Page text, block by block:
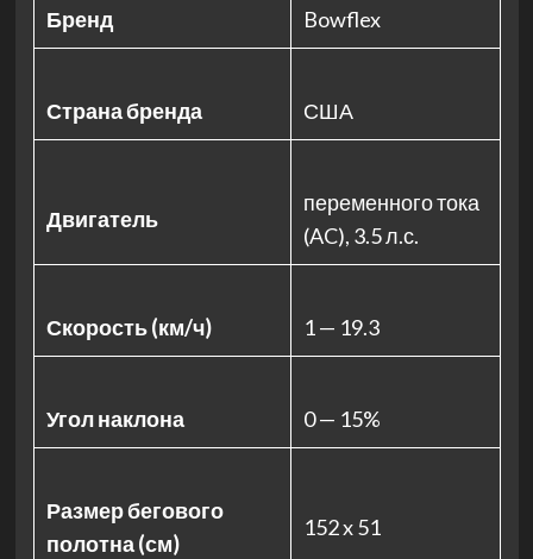
Бренд Bowflex
Страна бренда США
Двигатель
переменного тока
(AC), 3.5 л.с.
Скорость (км/ч) 1 — 19.3
Угол наклона 0 — 15%
Размер бегового
полотна (см)
152 x 51